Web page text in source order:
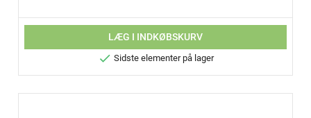
LÆG I INDKØBSKURV
 Sidste elementer på lager